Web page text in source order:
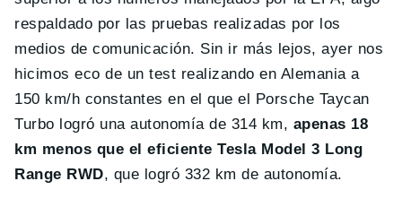
respaldado por las pruebas realizadas por los
medios de comunicación. Sin ir más lejos, ayer nos
hicimos eco de un test realizando en Alemania a
150 km/h constantes en el que el Porsche Taycan
Turbo logró una autonomía de 314 km, apenas 18
km menos que el eficiente Tesla Model 3 Long
Range RWD, que logró 332 km de autonomía.